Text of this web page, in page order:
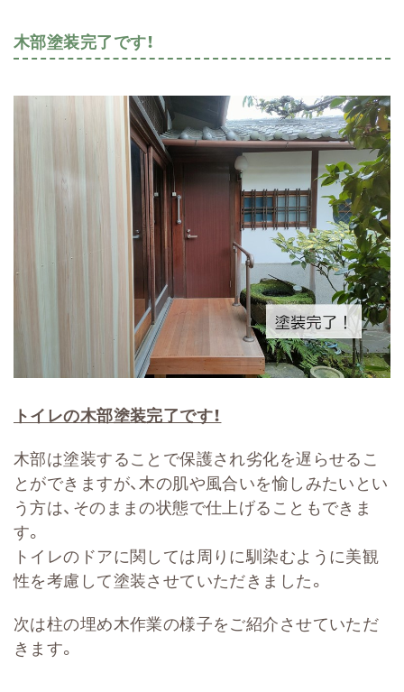
木部塗装完了です！
トイレの木部塗装完了です！
木部は塗装することで保護され劣化を遅らせるこ
とができますが、木の肌や風合いを愉しみたいとい
う方は、そのままの状態で仕上げることもできま
す。
トイレのドアに関しては周りに馴染むように美観
性を考慮して塗装させていただきました。
次は柱の埋め木作業の様子をご紹介させていただ
きます。